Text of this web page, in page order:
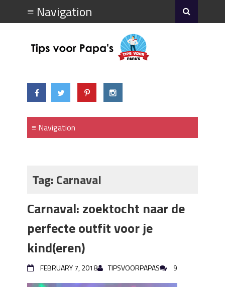
Tag:Carnaval
Carnaval: zoektocht naar de
perfecte outfit voor je
kind(eren)
FEBRUARY 7, 2018 TIPSVOORPAPAS 9